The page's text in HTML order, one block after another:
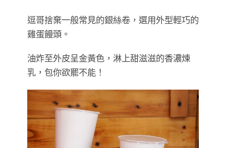
逗哥捨棄一般常見的銀絲卷，選用外型輕巧的
雞蛋饅頭。
油炸至外皮呈金黃色，淋上甜滋滋的香濃煉
乳，包你欲罷不能！